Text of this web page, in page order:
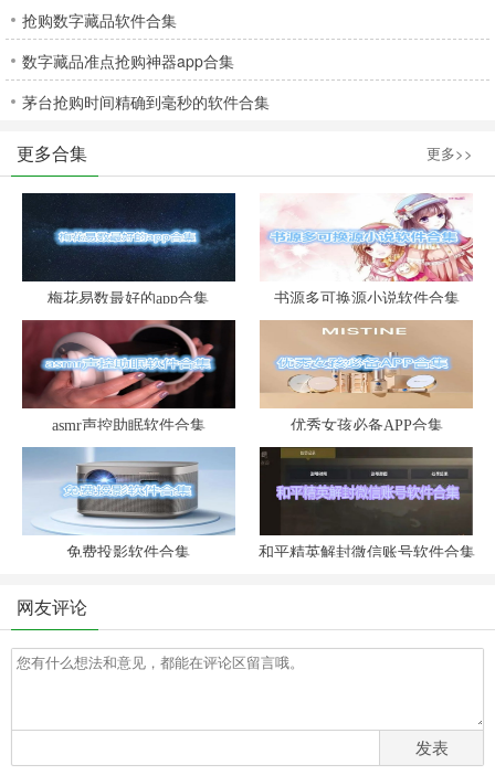
抢购数字藏品软件合集
数字藏品准点抢购神器app合集
茅台抢购时间精确到毫秒的软件合集
更多合集 更多>>
梅花易数最好的app合集 书源多可换源小说软件合集
asmr声控助眠软件合集 优秀女孩必备APP合集
免费投影软件合集 和平精英解封微信账号软件合集
网友评论
发表